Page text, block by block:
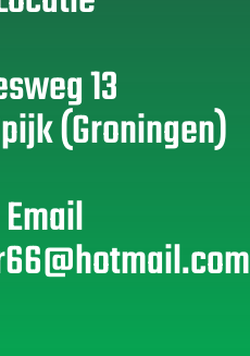
13
(Groningen)
Email